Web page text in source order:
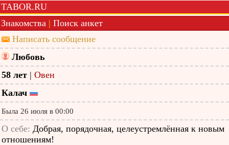
TABOR.RU
Знакомства | Поиск анкет
Написать сообщение
Любовь
58 лет | Овен
Калач
Была 26 июля в 00:00
О себе: Добрая, порядочная, целеустремлённая к новым
отношениям!